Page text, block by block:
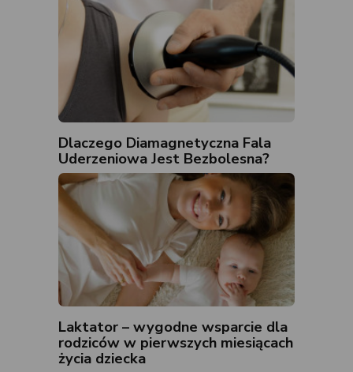
Dlaczego Diamagnetyczna Fala
Uderzeniowa Jest Bezbolesna?
Laktator – wygodne wsparcie dla
rodziców w pierwszych miesiącach
życia dziecka